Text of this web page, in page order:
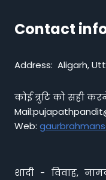
Contact
Address: Aligarh,
कोई त्रुटि को सही
Web:
शादी - विवाह,